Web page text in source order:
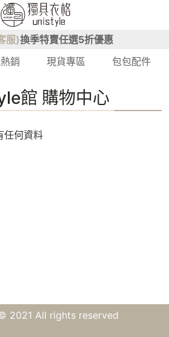
服)換季特賣任選5折優惠
銷 現貨專區 包包配件
館 購物中心
任何資料
2021 All rights reserved